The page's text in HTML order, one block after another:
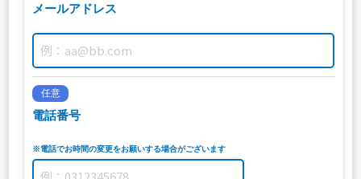
メールアドレス
任意
電話番号
※電話でお時間の変更をお願いする場合がございます